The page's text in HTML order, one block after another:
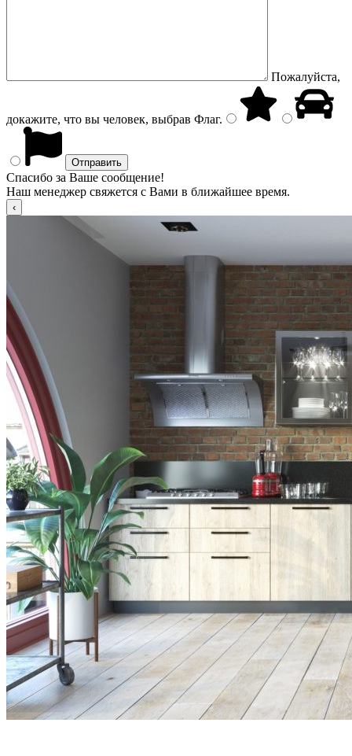
Пожалуйста,
докажите, что вы человек, выбрав Флаг.
Спасибо за Ваше сообщение!
Наш менеджер свяжется с Вами в ближайшее время.